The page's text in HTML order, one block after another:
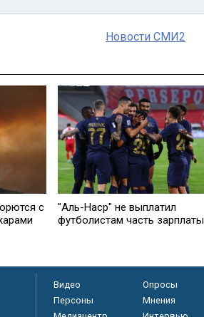
Новости СМИ2
с
"Аль-Наср" не выплатил
футболистам часть зарплаты
Видео Опросы
Персоны
Мнения